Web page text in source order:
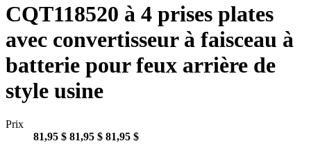
CQT118520 à 4 prises plates
avec convertisseur à faisceau à
batterie pour feux arrière de
style usine
Prix
81,95 $ 81,95 $ 81,95 $